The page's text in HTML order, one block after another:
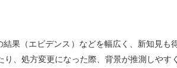
果（エビデンス）などを幅広く、新知見
、処方変更になった際、背景が推測しやす